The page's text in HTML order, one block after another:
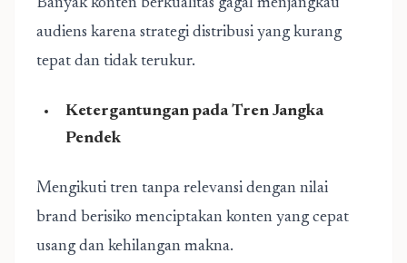
Banyak konten berkualitas gagal menjangkau
audiens karena strategi distribusi yang kurang
tepat dan tidak terukur.
Ketergantungan pada Tren Jangka
Pendek
Mengikuti tren tanpa relevansi dengan nilai
brand berisiko menciptakan konten yang cepat
usang dan kehilangan makna.